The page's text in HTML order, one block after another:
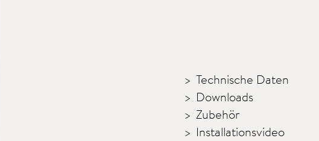
Technische Daten
Downloads
Zubehör
Installationsvideo